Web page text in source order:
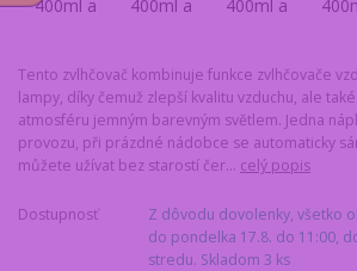
Tento zvlhčovač kombinuje funkce zvlhčovače
lampy, díky čemuž zlepší kvalitu vzduchu, ale
atmosféru jemným barevným světlem. Jedna
provozu, při prázdné nádobce se automaticky
můžete užívat bez starostí čer... celý popis
Dostupnosť
Z dôvodu dovolenky, všetko
do pondelka 17.8. do 11:00,
stredu. Skladom 3 ks